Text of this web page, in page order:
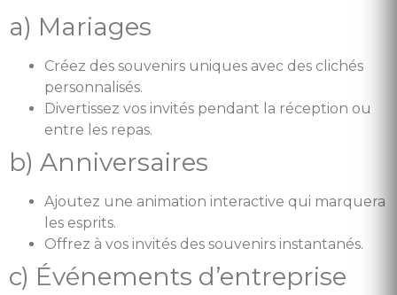
a) Mariages
Créez des souvenirs uniques avec des clichés
personnalisés.
Divertissez vos invités pendant la réception ou
entre les repas.
b) Anniversaires
Ajoutez une animation interactive qui marquera
les esprits.
Offrez à vos invités des souvenirs instantanés.
c) Événements d’entreprise